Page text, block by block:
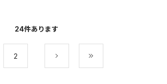
24件あります
2